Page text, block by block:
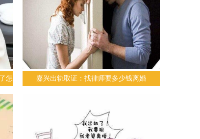
怎
嘉兴出轨取证：找律师要多少钱离婚